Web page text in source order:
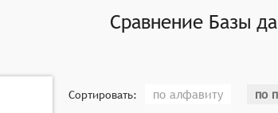
обеспечивать регулярное
полезности базы данных.
Сравнение Базы
Сортировать: по алфавиту по